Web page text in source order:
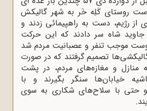
روستای کَلِه خَر به شهر گالیکش
از رژیم، دست به راهپیمائی زدند و
جاوید شاه سر دادند که این حرکت
موجب تنفر و عصبانیت مردم شد
تصمیم گرفتند که در صورت
منازل و مغازه‌های مردم، در پشت
خیابان‌ها سنگر بگیرند و با
و حتی با سلاح‌های شکاری به سوی